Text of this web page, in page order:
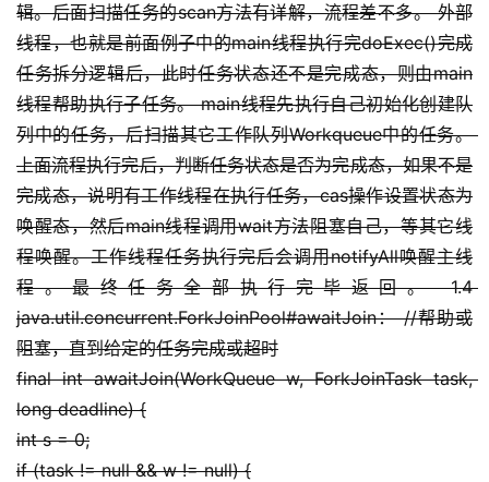
辑。后面扫描任务的scan方法有详解，流程差不多。 外部
线程，也就是前面例子中的main线程执行完doExec()完成
任务拆分逻辑后，此时任务状态还不是完成态，则由main
线程帮助执行子任务。 main线程先执行自己初始化创建队
列中的任务，后扫描其它工作队列Workqueue中的任务。
上面流程执行完后，判断任务状态是否为完成态，如果不是
完成态，说明有工作线程在执行任务，cas操作设置状态为
唤醒态，然后main线程调用wait方法阻塞自己，等其它线
程唤醒。工作线程任务执行完后会调用notifyAll唤醒主线
程。最终任务全部执行完毕返回。 1.4
java.util.concurrent.ForkJoinPool#awaitJoin： //帮助或
阻塞，直到给定的任务完成或超时
final int awaitJoin(WorkQueue w, ForkJoinTask task,
long deadline) {
int s = 0;
if (task != null && w != null) {